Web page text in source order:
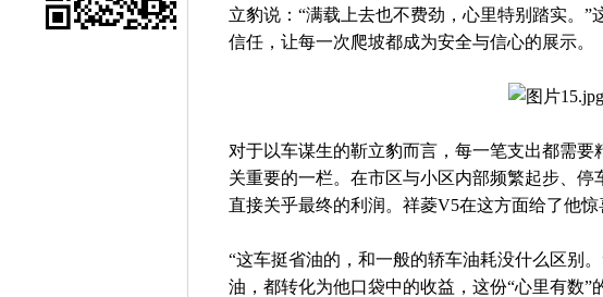
立豹说：“满载上去也不费劲，心里特别踏实。”
信任，让每一次爬坡都成为安全与信心的展示。
对于以车谋生的靳立豹而言，每一笔支出都需
关重要的一栏。在市区与小区内部频繁起步、
直接关乎最终的利润。祥菱V5在这方面给了他惊
“这车挺省油的，和一般的轿车油耗没什么区别
油，都转化为他口袋中的收益，这份“心里有数